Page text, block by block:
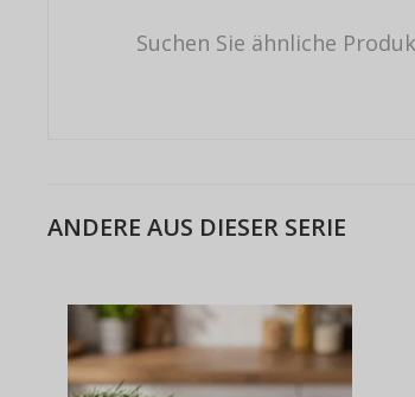
Suchen Sie ähnliche
ANDERE AUS DIESER SERIE